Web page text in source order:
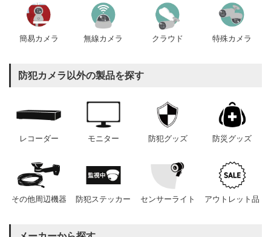
簡易カメラ 無線カメラ クラウド 特殊カメラ
防犯カメラ以外の製品を探す
レコーダー モニター 防犯グッズ 防災グッズ
その他周辺機器 防犯ステッカー センサーライト アウトレット品